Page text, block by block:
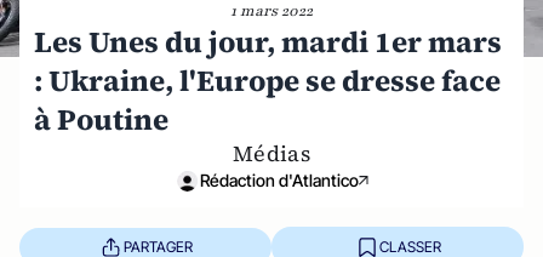
1 mars 2022
Les Unes du jour, mardi 1er mars
: Ukraine, l'Europe se dresse face
à Poutine
Médias
Rédaction d'Atlantico
PARTAGER CLASSER